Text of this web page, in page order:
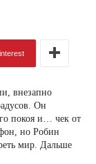
внезапно
Он
покоя и… чек от
но Робин
мир. Дальше